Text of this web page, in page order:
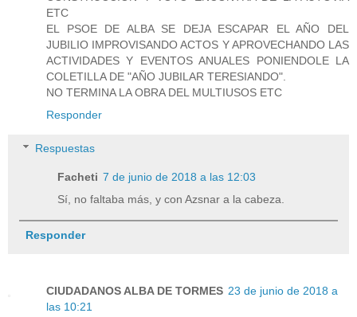
ETC
EL PSOE DE ALBA SE DEJA ESCAPAR EL AÑO DEL
JUBILIO IMPROVISANDO ACTOS Y APROVECHANDO LAS
ACTIVIDADES Y EVENTOS ANUALES PONIENDOLE LA
COLETILLA DE "AÑO JUBILAR TERESIANDO".
NO TERMINA LA OBRA DEL MULTIUSOS ETC
Responder
Respuestas
Facheti 7 de junio de 2018 a las 12:03
Sí, no faltaba más, y con Azsnar a la cabeza.
Responder
CIUDADANOS ALBA DE TORMES 23 de junio de 2018 a
las 10:21